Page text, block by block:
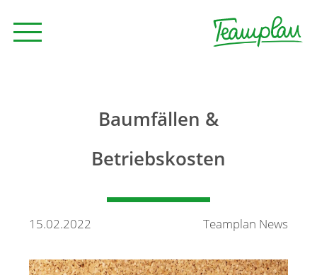
Baumfällen &
Betriebskosten
15.02.2022 Teamplan News